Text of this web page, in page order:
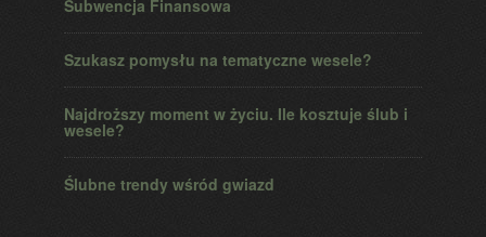
Subwencja Finansowa
Szukasz pomysłu na tematyczne wesele?
Najdroższy moment w życiu. Ile kosztuje ślub i
wesele?
Ślubne trendy wśród gwiazd